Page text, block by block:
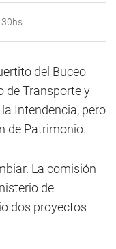
del Buceo
de Transporte y
Intendencia, pero
de Patrimonio.
La comisión
de
dos proyectos